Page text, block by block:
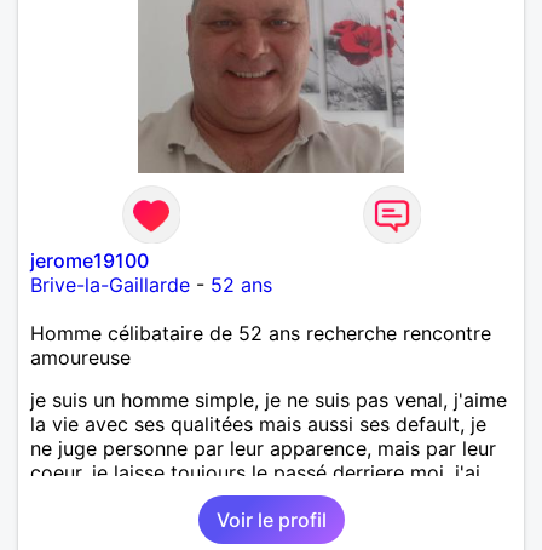
jerome19100
Brive-la-Gaillarde - 52 ans
Homme célibataire de 52 ans recherche rencontre
amoureuse
je suis un homme simple, je ne suis pas venal, j'aime
la vie avec ses qualitées mais aussi ses default, je
ne juge personne par leur apparence, mais par leur
coeur, je laisse toujours le passé derriere moi, j'ai
regarder devant ne soyer pas timide je ne mort pas
Voir le profil